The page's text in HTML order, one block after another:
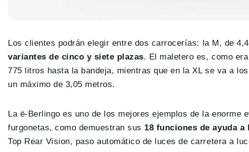
Los clientes podrán elegir entre dos carrocerías: la M, de
variantes de cinco y siete plazas. El maletero es, como
775 litros hasta la bandeja, mientras que en la XL se va a
un máximo de 3,05 metros.
La ë-Berlingo es uno de los mejores ejemplos de la enorme
furgonetas, como demuestran sus 18 funciones de ayuda a
Top Rear Vision, paso automático de luces de carretera a